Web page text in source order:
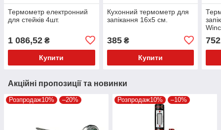
Термометр електронний
для стейків 4шт.
1 086,52 ₴
Купити
Кухонний термометр для
запікання 16х5 см.
385₴
Купити
Акційні пропозиції та новинки
Розпродаж10% –20% Розпродаж10% –10%